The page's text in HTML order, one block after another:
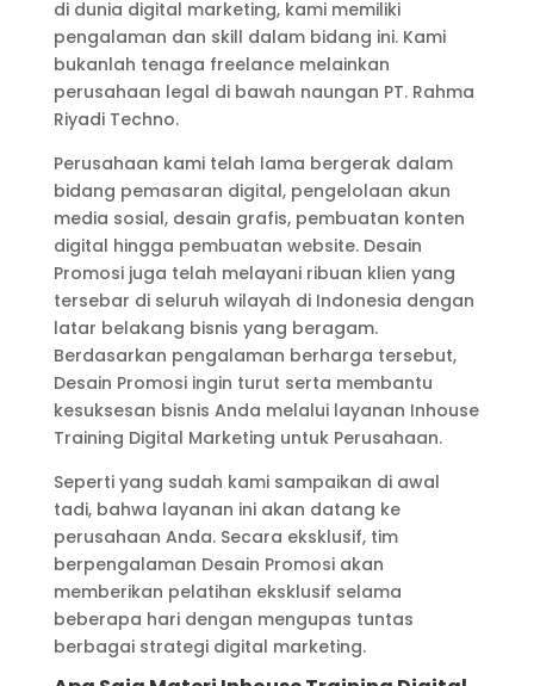
di dunia digital marketing, kami memiliki
pengalaman dan skill dalam bidang ini. Kami
bukanlah tenaga freelance melainkan
perusahaan legal di bawah naungan PT. Rahma
Riyadi Techno.
Perusahaan kami telah lama bergerak dalam
bidang pemasaran digital, pengelolaan akun
media sosial, desain grafis, pembuatan konten
digital hingga pembuatan website. Desain
Promosi juga telah melayani ribuan klien yang
tersebar di seluruh wilayah di Indonesia dengan
latar belakang bisnis yang beragam.
Berdasarkan pengalaman berharga tersebut,
Desain Promosi ingin turut serta membantu
kesuksesan bisnis Anda melalui layanan Inhouse
Training Digital Marketing untuk Perusahaan.
Seperti yang sudah kami sampaikan di awal
tadi, bahwa layanan ini akan datang ke
perusahaan Anda. Secara eksklusif, tim
berpengalaman Desain Promosi akan
memberikan pelatihan eksklusif selama
beberapa hari dengan mengupas tuntas
berbagai strategi digital marketing.